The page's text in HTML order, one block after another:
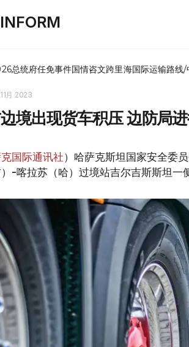
总统府任免事件国情咨文跨里海国际运输路线/
月 2023
境出现货车积压 边防局
国际通讯社）哈萨克斯坦国家安全委
-喀拉苏（哈）过境站吉尔吉斯斯坦一